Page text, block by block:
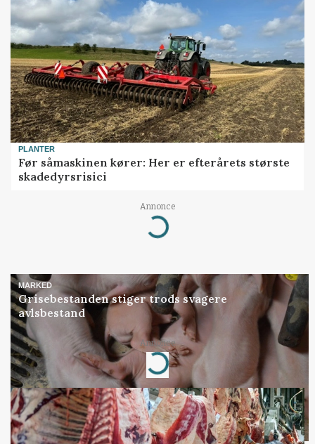
PLANTER
Før såmaskinen kører: Her er efterårets største
skadedyrsrisici
Annonce
Loading...
MARKED
Grisebestanden stiger trods svagere
avlsbestand
Annonce
Loading...